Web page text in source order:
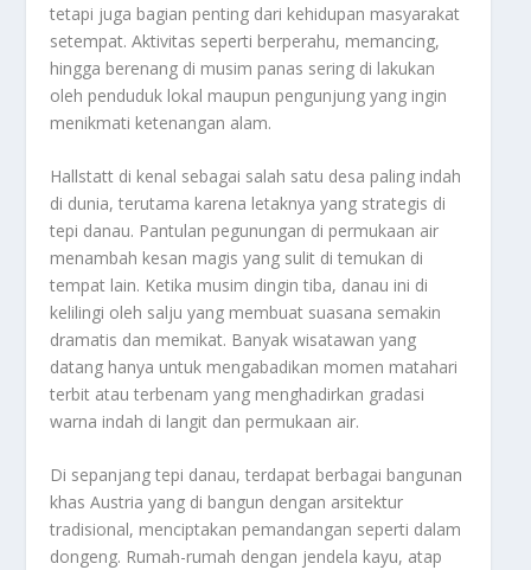
tetapi juga bagian penting dari kehidupan masyarakat
setempat. Aktivitas seperti berperahu, memancing,
hingga berenang di musim panas sering di lakukan
oleh penduduk lokal maupun pengunjung yang ingin
menikmati ketenangan alam.
Hallstatt di kenal sebagai salah satu desa paling indah
di dunia, terutama karena letaknya yang strategis di
tepi danau. Pantulan pegunungan di permukaan air
menambah kesan magis yang sulit di temukan di
tempat lain. Ketika musim dingin tiba, danau ini di
kelilingi oleh salju yang membuat suasana semakin
dramatis dan memikat. Banyak wisatawan yang
datang hanya untuk mengabadikan momen matahari
terbit atau terbenam yang menghadirkan gradasi
warna indah di langit dan permukaan air.
Di sepanjang tepi danau, terdapat berbagai bangunan
khas Austria yang di bangun dengan arsitektur
tradisional, menciptakan pemandangan seperti dalam
dongeng. Rumah-rumah dengan jendela kayu, atap